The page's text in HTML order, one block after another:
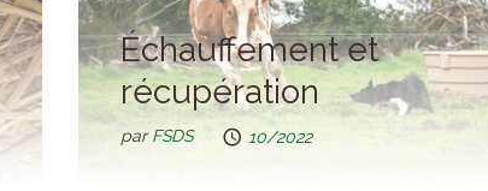
Échauffement et
récupération
parFSDS 10/2022